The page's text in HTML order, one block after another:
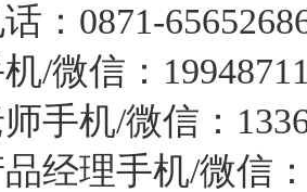
：0871-
/微信：
手机/微信：
经理手机/微信